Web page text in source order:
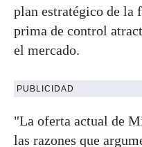
plan estratégico de la
prima de control
el mercado.
PUBLICIDAD
"La oferta actual de
las razones que